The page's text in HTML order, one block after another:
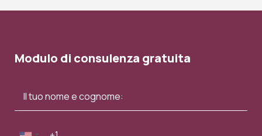
Modulo di consulenza gratuita